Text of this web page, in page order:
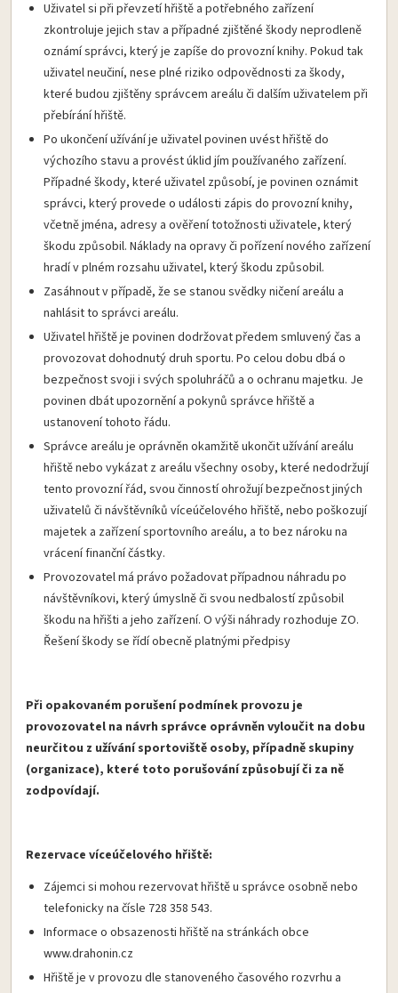
Uživatel si při převzetí hřiště a potřebného zařízení
zkontroluje jejich stav a případné zjištěné škody neprodleně
oznámí správci, který je zapíše do provozní knihy. Pokud tak
uživatel neučiní, nese plné riziko odpovědnosti za škody,
které budou zjištěny správcem areálu či dalším uživatelem při
přebírání hřiště.
Po ukončení užívání je uživatel povinen uvést hřiště do
výchozího stavu a provést úklid jím používaného zařízení.
Případné škody, které uživatel způsobí, je povinen oznámit
správci, který provede o události zápis do provozní knihy,
včetně jména, adresy a ověření totožnosti uživatele, který
škodu způsobil. Náklady na opravy či pořízení nového zařízení
hradí v plném rozsahu uživatel, který škodu způsobil.
Zasáhnout v případě, že se stanou svědky ničení areálu a
nahlásit to správci areálu.
Uživatel hřiště je povinen dodržovat předem smluvený čas a
provozovat dohodnutý druh sportu. Po celou dobu dbá o
bezpečnost svoji i svých spoluhráčů a o ochranu majetku. Je
povinen dbát upozornění a pokynů správce hřiště a
ustanovení tohoto řádu.
Správce areálu je oprávněn okamžitě ukončit užívání areálu
hřiště nebo vykázat z areálu všechny osoby, které nedodržují
tento provozní řád, svou činností ohrožují bezpečnost jiných
uživatelů či návštěvníků víceúčelového hřiště, nebo poškozují
majetek a zařízení sportovního areálu, a to bez nároku na
vrácení finanční částky.
Provozovatel má právo požadovat případnou náhradu po
návštěvníkovi, který úmyslně či svou nedbalostí způsobil
škodu na hřišti a jeho zařízení. O výši náhrady rozhoduje ZO.
Řešení škody se řídí obecně platnými předpisy
Při opakovaném porušení podmínek provozu je
provozovatel na návrh správce oprávněn vyloučit na dobu
neurčitou z užívání sportoviště osoby, případně skupiny
(organizace), které toto porušování způsobují či za ně
zodpovídají.
Rezervace víceúčelového hřiště:
Zájemci si mohou rezervovat hřiště u správce osobně nebo
telefonicky na čísle 728 358 543.
Informace o obsazenosti hřiště na stránkách obce
www.drahonin.cz
Hřiště je v provozu dle stanoveného časového rozvrhu a